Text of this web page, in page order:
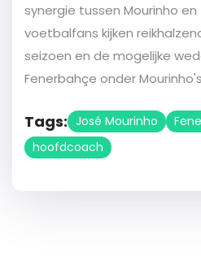
synergie tussen Mourinho
voetbalfans kijken
seizoen en de mogelijke
Fenerbahçe onder
Tags: José Mourinho
hoofdcoach